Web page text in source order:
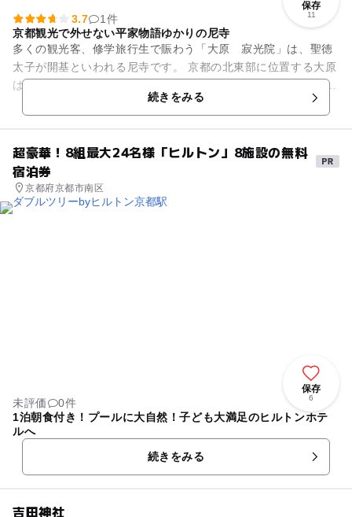
保存
11
3.7
1件
京都観光で外せない平家物語ゆかりの尼寺
多くの観光客、修学旅行生で賑わう「大原 寂光院」は、聖徳
太子が開基といわれる尼寺です。 京都の北東部に位置する大原
はかつて世を捨てた隠者の住む自然豊かな隠れ里でした。 平家
続きをみる
超豪華！8組最大24名様「ヒルトン」8施設の無料
宿泊券
京都府京都市南区
保存
6
未評価
0件
1泊朝食付き！プールに大自然！子ども大満足のヒルトンホテ
ルへ
続きをみる
吉田神社